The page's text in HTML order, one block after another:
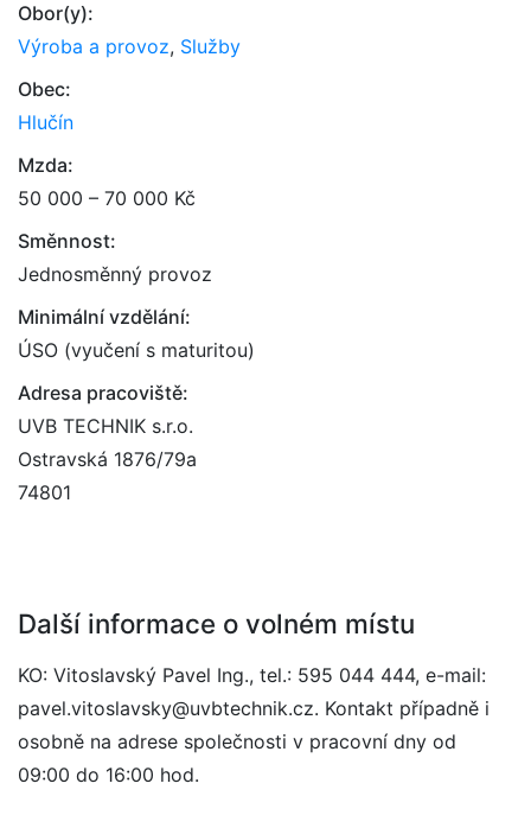
Obor(y):
Výroba a provoz, Služby
Obec:
Hlučín
Mzda:
50 000 – 70 000 Kč
Směnnost:
Jednosměnný provoz
Minimální vzdělání:
ÚSO (vyučení s maturitou)
Adresa pracoviště:
UVB TECHNIK s.r.o.
Ostravská 1876/79a
74801
Další informace o volném místu
KO: Vitoslavský Pavel Ing., tel.: 595 044 444, e-mail:
pavel.vitoslavsky@uvbtechnik.cz. Kontakt případně i
osobně na adrese společnosti v pracovní dny od
09:00 do 16:00 hod.